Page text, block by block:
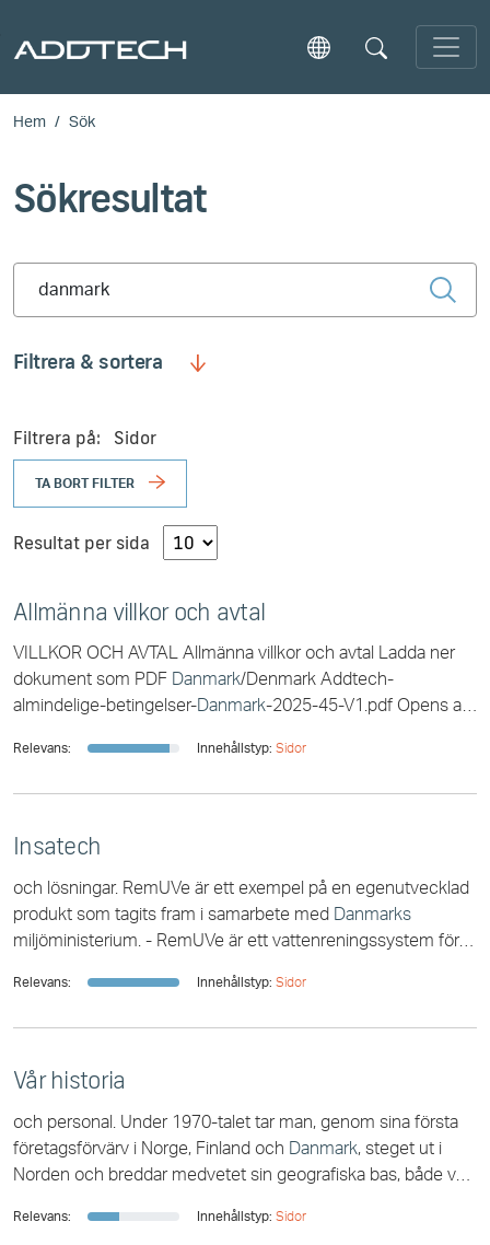
Skip to main content
Hem Sök
Sökresultat
Filtrera & sortera
Filtrera på: Sidor
TA BORT FILTER
Resultat per sida
Allmänna villkor och avtal
VILLKOR OCH AVTAL Allmänna villkor och avtal Ladda ner
dokument som PDF Danmark/Denmark Addtech-
almindelige-betingelser-Danmark-2025-45-V1.pdf Opens a
enmark-2025-45-V1.pdf Opens a new window Addtech-
Conditions-Denmark-COMPLETE-2025-45-V1.pdf Opens a
Relevans: Innehållstyp: Sidor
Insatech
och lösningar. RemUVe är ett exempel på en egenutvecklad
produkt som tagits fram i samarbete med Danmarks
miljöministerium. - RemUVe är ett vattenreningssystem för
kunder kommunala eller regionala vatten- och
längre sikt kommer
Relevans: Innehållstyp: Sidor
Vår historia
och personal. Under 1970-talet tar man, genom sina första
företagsförvärv i Norge, Finland och
Danmark, steget ut i
Norden och breddar medvetet sin geografiska bas, både vad
Relevans: Innehållstyp: Sidor